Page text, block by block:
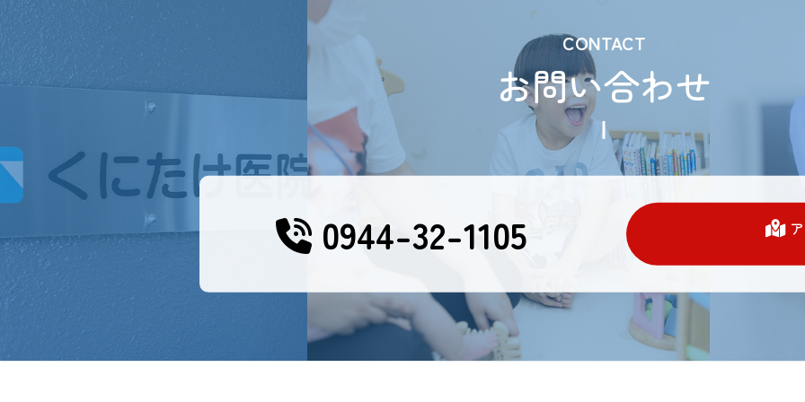
CONTACT
お問い合わせ
0944-32-1105 ア